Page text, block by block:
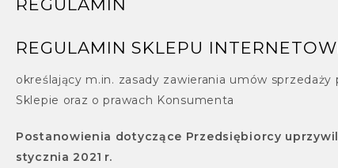
REGULAMIN
REGULAMIN SKLEPU
określający m.in. zasady zawierania umów
Sklepie oraz o prawach Konsumenta
Postanowienia dotyczące Przedsiębiorcy
stycznia 2021 r.